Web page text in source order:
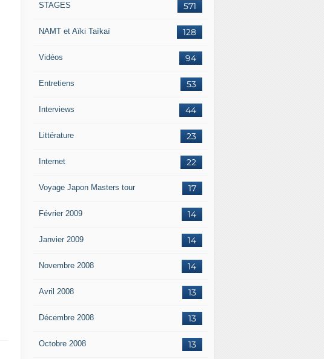
571
STAGES
128
NAMT et Aïki Taïkaï
94
Vidéos
53
Entretiens
44
Interviews
23
Littérature
22
Internet
17
Voyage Japon Masters tour
14
Février 2009
14
Janvier 2009
14
Novembre 2008
13
Avril 2008
13
Décembre 2008
13
Octobre 2008